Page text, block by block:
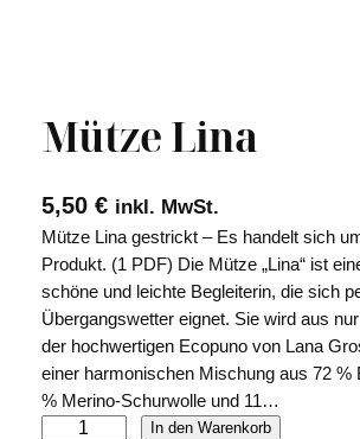
Mütze Lina
5,50 € inkl. MwSt.
Mütze Lina gestrickt – Es handelt sich
Produkt. (1 PDF) Die Mütze „Lina“ ist
schöne und leichte Begleiterin, die sich
Übergangswetter eignet. Sie wird aus
der hochwertigen Ecopuno von Lana
einer harmonischen Mischung aus 72 %
% Merino-Schurwolle und 11…
In den Warenkorb